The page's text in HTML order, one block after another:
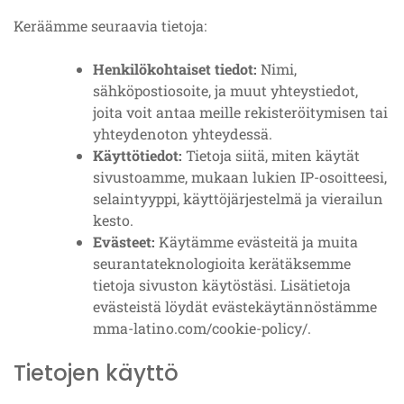
Keräämme seuraavia tietoja:
Henkilökohtaiset tiedot: Nimi,
sähköpostiosoite, ja muut yhteystiedot,
joita voit antaa meille rekisteröitymisen tai
yhteydenoton yhteydessä.
Käyttötiedot: Tietoja siitä, miten käytät
sivustoamme, mukaan lukien IP-osoitteesi,
selaintyyppi, käyttöjärjestelmä ja vierailun
kesto.
Evästeet: Käytämme evästeitä ja muita
seurantateknologioita kerätäksemme
tietoja sivuston käytöstäsi. Lisätietoja
evästeistä löydät evästekäytännöstämme
mma-latino.com/cookie-policy/.
Tietojen käyttö